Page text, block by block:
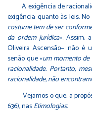
A exigência de
exigência quanto às leis.
costume tem de ser
da ordem jurídica». Assim,
Oliveira Ascensão− não é
senão que «um momento
racionalidade. Portanto,
racionalidade, não
Vejamos o que, a
636), nasEtimologias: